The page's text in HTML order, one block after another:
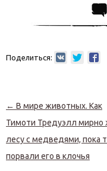
Поделиться:
Навигация по записям
← В мире животных. Как
Тимоти Тредуэлл мирно
лесу с медведями, пока
порвали его в клочья